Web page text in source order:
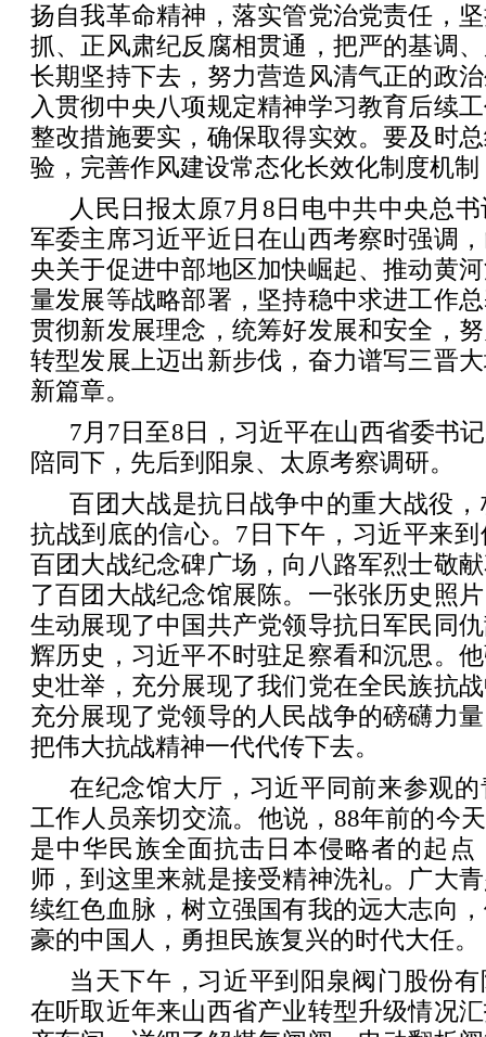
扬自我革命精神，落实管党治党责任，
抓、正风肃纪反腐相贯通，把严的基调
长期坚持下去，努力营造风清气正的政
入贯彻中央八项规定精神学习教育后续
整改措施要实，确保取得实效。要及时
验，完善作风建设常态化长效化制度机制
人民日报太原7月8日电中共中央总
军委主席习近平近日在山西考察时强调
央关于促进中部地区加快崛起、推动黄
量发展等战略部署，坚持稳中求进工作
贯彻新发展理念，统筹好发展和安全，
转型发展上迈出新步伐，奋力谱写三晋
新篇章。
7月7日至8日，习近平在山西省委书
陪同下，先后到阳泉、太原考察调研。
百团大战是抗日战争中的重大战役
抗战到底的信心。7日下午，习近平来
百团大战纪念碑广场，向八路军烈士敬
了百团大战纪念馆展陈。一张张历史照
生动展现了中国共产党领导抗日军民同
辉历史，习近平不时驻足察看和沉思。
史壮举，充分展现了我们党在全民族抗
充分展现了党领导的人民战争的磅礴力
把伟大抗战精神一代代传下去。
在纪念馆大厅，习近平同前来参观
工作人员亲切交流。他说，88年前的今
是中华民族全面抗击日本侵略者的起点
师，到这里来就是接受精神洗礼。广大
续红色血脉，树立强国有我的远大志向
豪的中国人，勇担民族复兴的时代大任。
当天下午，习近平到阳泉阀门股份
在听取近年来山西省产业转型升级情况